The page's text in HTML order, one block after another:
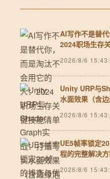
AI写作不是替代
2024职场生存
2026/8/6
Unity URP与
水面效果（含边
2026/8/6
UE5帧率锁定
程的完整解决
2026/8/6